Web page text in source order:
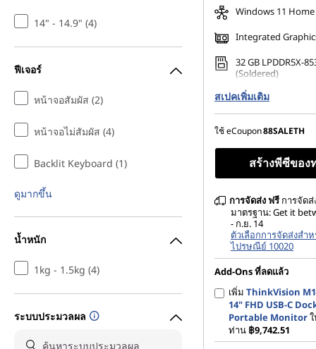
14" - 14.9" (4)
ฟีเจอร์
หน้าจอสัมผัส (2)
หน้าจอไม่สัมผัส (4)
Backlit Keyboard (1)
ดูมากขึ้น
น้ำหนัก
1kg - 1.5kg (4)
ระบบประมวลผล
Windows 11 Home
Integrated
32 GB LPDDR5X-
(Soldered)
256 GB SSD M.2
สเปคเพิ่มเติม
ใช้ eCoupon88SALETH
สร้างพีซีของ
การจัดส่ง ฟรี การจัดส่
มาตรฐาน: Get it
- ก.ย. 14
ตัวเลือกการจัดส่งสำ
ไปรษณีย์ 10020
Add-Ons ที่ลดแล้ว
เพิ่ม ThinkVision
14" FHD USB-C
Portable Monitor
ท่าน ฿9,742.51